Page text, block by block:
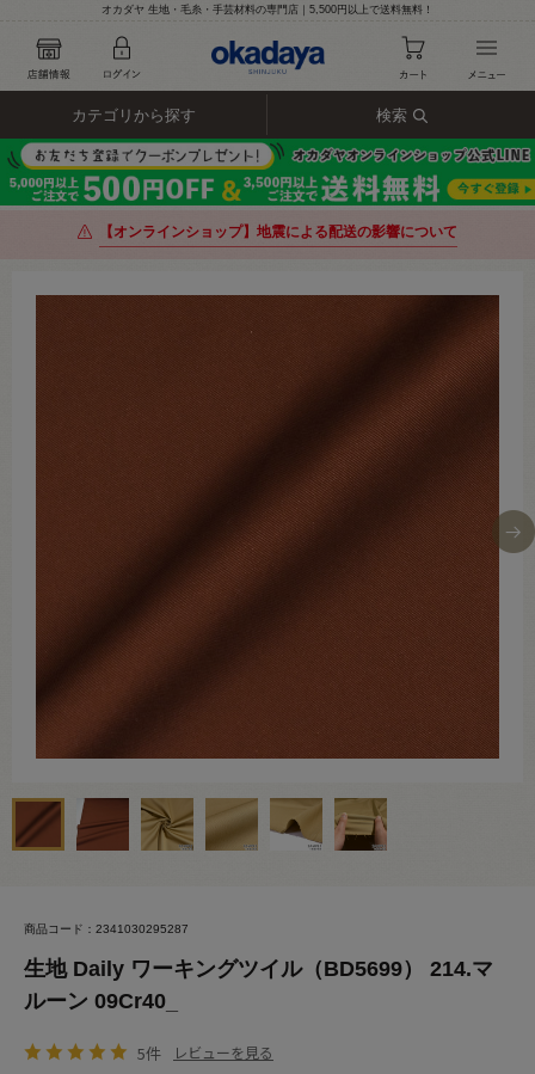
オカダヤ 生地・毛糸・手芸材料の専門店｜5,500円以上で送料無料！
カテゴリから探す 検索
【オンラインショップ】地震による配送の影響について
商品コード：2341030295287
生地 Daily ワーキングツイル（BD5699） 214.マ
ルーン 09Cr40_
5件 レビューを見る